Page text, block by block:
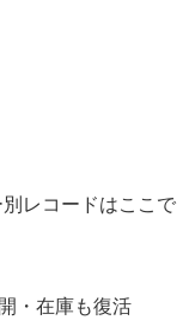
レコードはここで
・在庫も復活